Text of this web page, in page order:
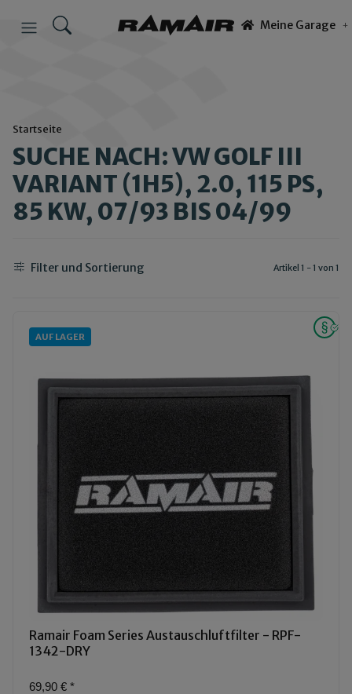
Meine Garage
Startseite
SUCHE NACH: VW GOLF III
VARIANT (1H5), 2.0, 115 PS,
85 KW, 07/93 BIS 04/99
Filter und Sortierung Artikel 1 - 1 von 1
AUF LAGER
Ramair Foam Series Austauschluftfilter - RPF-
1342-DRY
69,90 € *